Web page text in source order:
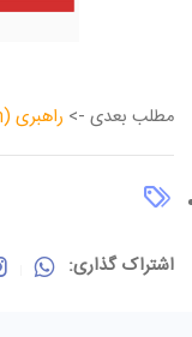
مطلب بعدی -> راهبری (navigation)
اشتراک گذاری: